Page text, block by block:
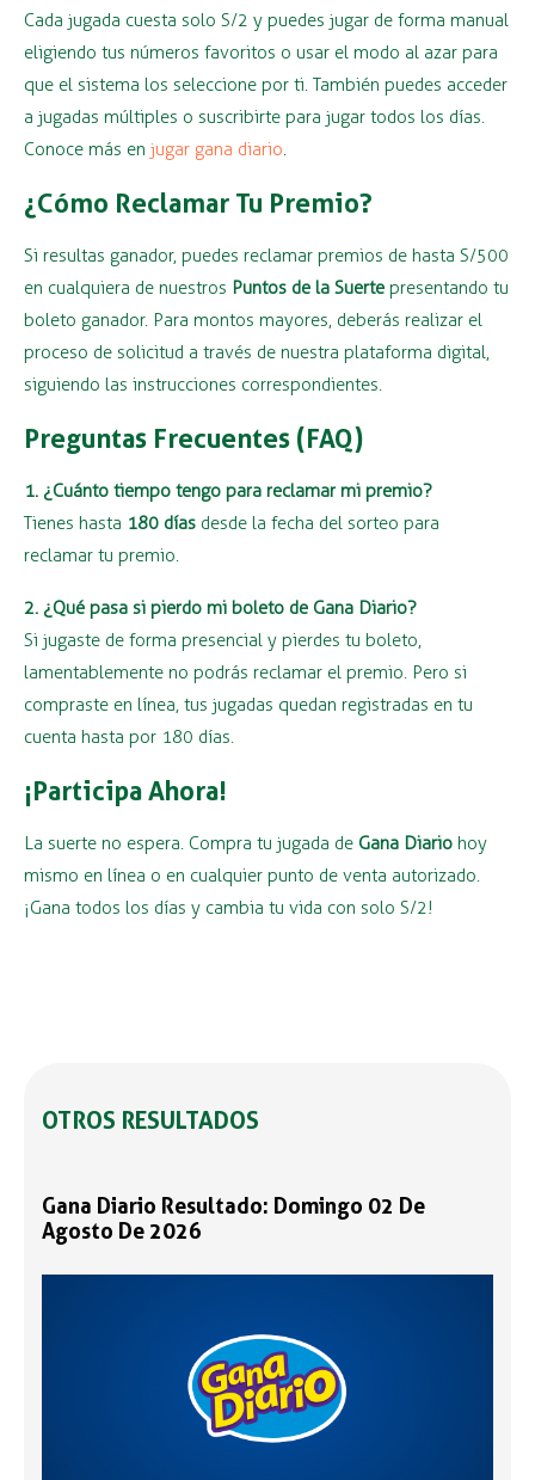
Cada jugada cuesta solo S/2 y puedes jugar de forma manual
eligiendo tus números favoritos o usar el modo al azar para
que el sistema los seleccione por ti. También puedes acceder
a jugadas múltiples o suscribirte para jugar todos los días.
Conoce más en jugar gana diario.
¿Cómo Reclamar Tu Premio?
Si resultas ganador, puedes reclamar premios de hasta S/500
en cualquiera de nuestros Puntos de la Suerte presentando tu
boleto ganador. Para montos mayores, deberás realizar el
proceso de solicitud a través de nuestra plataforma digital,
siguiendo las instrucciones correspondientes.
Preguntas Frecuentes (FAQ)
1. ¿Cuánto tiempo tengo para reclamar mi premio?
Tienes hasta 180 días desde la fecha del sorteo para
reclamar tu premio.
2. ¿Qué pasa si pierdo mi boleto de Gana Diario?
Si jugaste de forma presencial y pierdes tu boleto,
lamentablemente no podrás reclamar el premio. Pero si
compraste en línea, tus jugadas quedan registradas en tu
cuenta hasta por 180 días.
¡Participa Ahora!
La suerte no espera. Compra tu jugada de Gana Diario hoy
mismo en línea o en cualquier punto de venta autorizado.
¡Gana todos los días y cambia tu vida con solo S/2!
OTROS RESULTADOS
Gana Diario Resultado: Domingo 02 De
Agosto De 2026